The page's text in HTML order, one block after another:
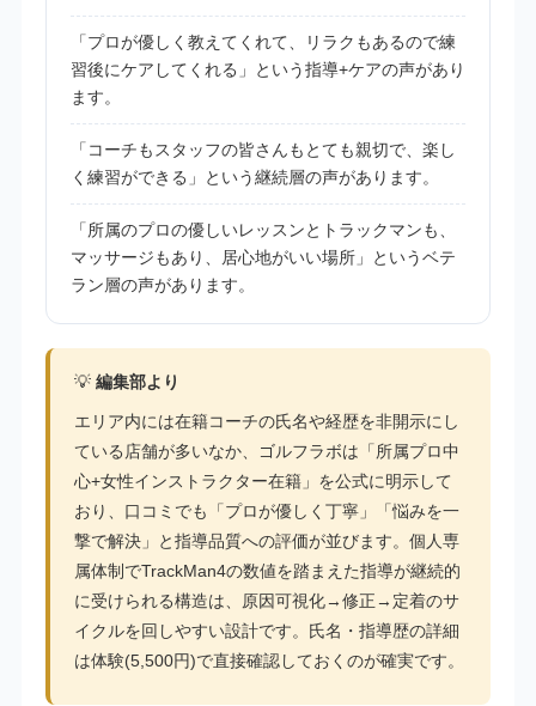
「プロが優しく教えてくれて、リラクもあるので練
習後にケアしてくれる」という指導+ケアの声があり
ます。
「コーチもスタッフの皆さんもとても親切で、楽し
く練習ができる」という継続層の声があります。
「所属のプロの優しいレッスンとトラックマンも、
マッサージもあり、居心地がいい場所」というベテ
ラン層の声があります。
💡 編集部より
エリア内には在籍コーチの氏名や経歴を非開示にし
ている店舗が多いなか、ゴルフラボは「所属プロ中
心+女性インストラクター在籍」を公式に明示して
おり、口コミでも「プロが優しく丁寧」「悩みを一
撃で解決」と指導品質への評価が並びます。個人専
属体制でTrackMan4の数値を踏まえた指導が継続的
に受けられる構造は、原因可視化→修正→定着のサ
イクルを回しやすい設計です。氏名・指導歴の詳細
は体験(5,500円)で直接確認しておくのが確実です。